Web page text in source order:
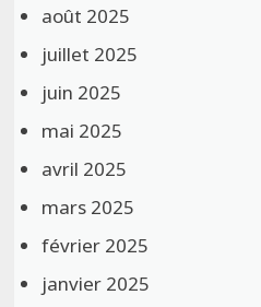
août 2025
juillet 2025
juin 2025
mai 2025
avril 2025
mars 2025
février 2025
janvier 2025